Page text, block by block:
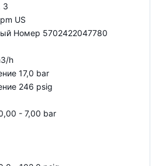
3
US
Номер 5702422047780
h
17,0 bar
246 psig
- 7,00 bar